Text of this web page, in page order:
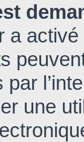
a
une